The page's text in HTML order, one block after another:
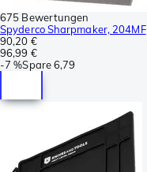
675 Bewertungen
Spyderco Sharpmaker, 204MF
90,20 €
96,99 €
-7 %Spare6,79